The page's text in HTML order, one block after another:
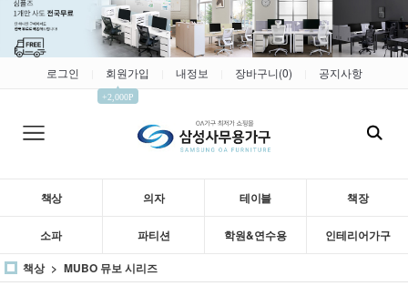
로그인 회원가입
▲
+2,000P
내정보 장바구니(0) 공지사항
책상 의자 테이블 책장
소파 파티션 학원&연수용
인테리어가구
책상
MUBO 뮤보 시리즈